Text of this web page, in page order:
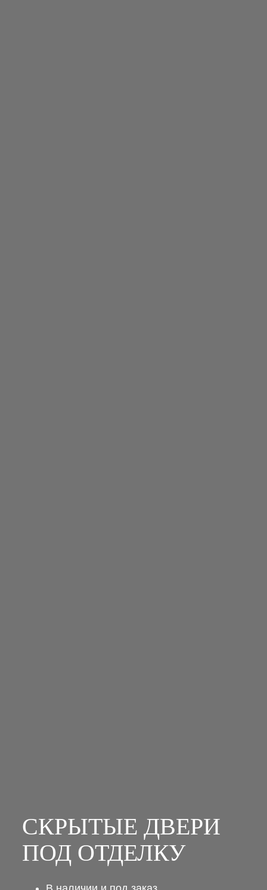
СКРЫТЫЕ ДВЕРИ
ПОД ОТДЕЛКУ